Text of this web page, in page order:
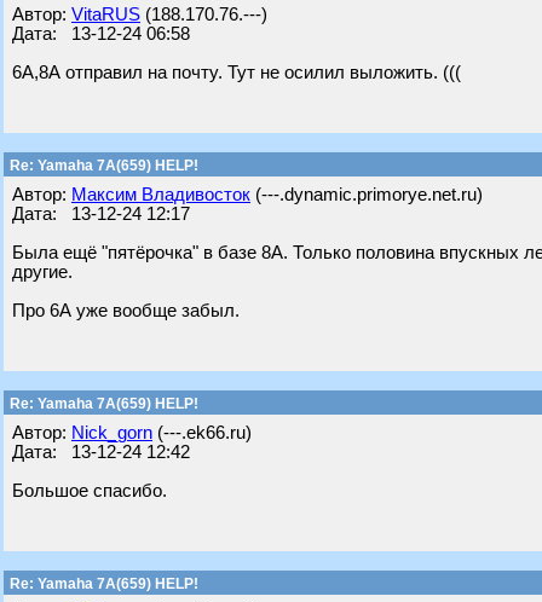
Автор: VitaRUS (188.170.76.---)
Дата: 13-12-24 06:58
6А,8А отправил на почту. Тут не осилил выложить. (((
Re: Yamaha 7A(659) HELP!
Автор: Максим Владивосток (---.dynamic.primorye.net.ru)
Дата: 13-12-24 12:17
Была ещё "пятёрочка" в базе 8А. Только половина впускных
другие.
Про 6А уже вообще забыл.
Re: Yamaha 7A(659) HELP!
Автор: Nick_gorn (---.ek66.ru)
Дата: 13-12-24 12:42
Большое спасибо.
Re: Yamaha 7A(659) HELP!